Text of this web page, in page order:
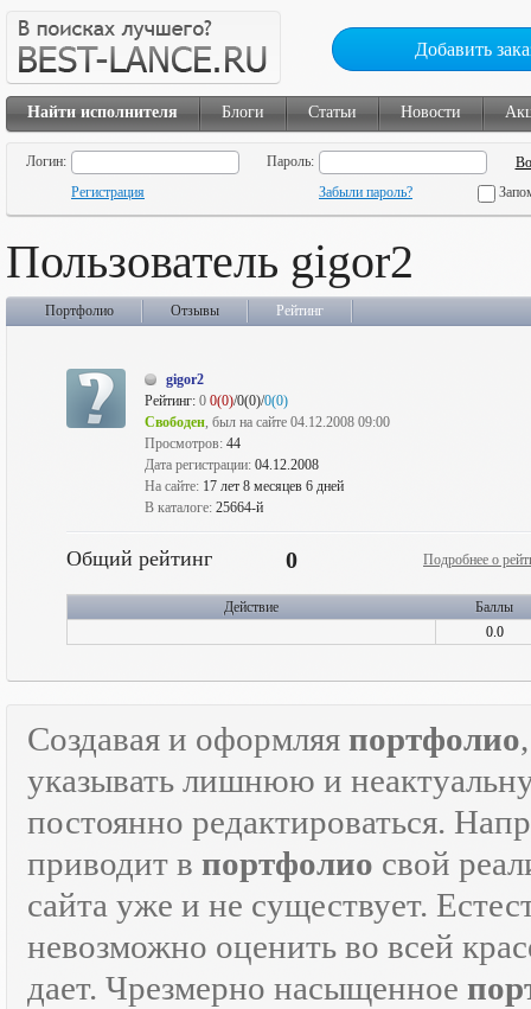
Добавить
Найти исполнителя Блоги Статьи Новости
Логин:
Пароль:
Регистрация
Забыли пароль?
Пользователь gigor2
Портфолио Отзывы Рейтинг
gigor2
Рейтинг: 0 0(0)/0(0)/0(0)
Свободен, был на сайте 04.12.2008 09:00
Просмотров: 44
Дата регистрации: 04.12.2008
На сайте: 17 лет 8 месяцев 6 дней
В каталоге: 25664-й
Общий рейтинг 0 Подробнее о
Действие
Баллы
0.0
Создавая и оформляя портфолио
указывать лишнюю и
постоянно редактироваться.
приводит в портфолио свой
сайта уже и не существует.
невозможно оценить во всей
дает. Чрезмерно насыщенное